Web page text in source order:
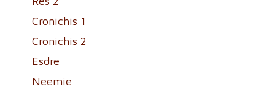
Cronichis 1
Cronichis 2
Esdre
Neemie